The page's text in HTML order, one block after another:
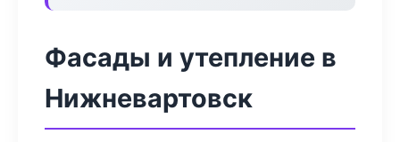
Фасады и утепление в
Нижневартовск